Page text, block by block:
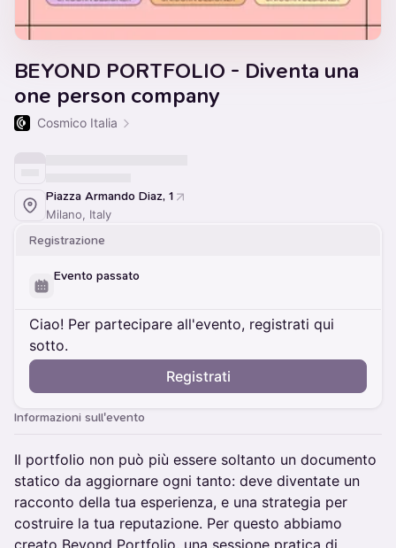
BEYOND PORTFOLIO - Diventa una
one person company
Cosmico Italia
Piazza Armando Diaz, 1
Milano, Italy
Registrazione
Evento passato
Ciao! Per partecipare all'evento, registrati qui
sotto.
Registrati
Informazioni sull'evento
Il portfolio non può più essere soltanto un documento
statico da aggiornare ogni tanto: deve diventate un
racconto della tua esperienza, e una strategia per
costruire la tua reputazione. Per questo abbiamo
creato Beyond Portfolio, una sessione pratica di